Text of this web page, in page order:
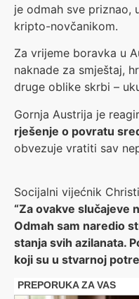
je odmah sve priznao,
kripto-novčanikom.
Za vrijeme boravka u
naknade za smještaj,
druge oblike skrbi –
Gornja Austrija je
rješenje o povratu
obvezuje vratiti sav
Socijalni vijećnik
“Za ovakve slučajeve
Odmah sam naredio
stanja svih azilanata.
koji su u stvarnoj